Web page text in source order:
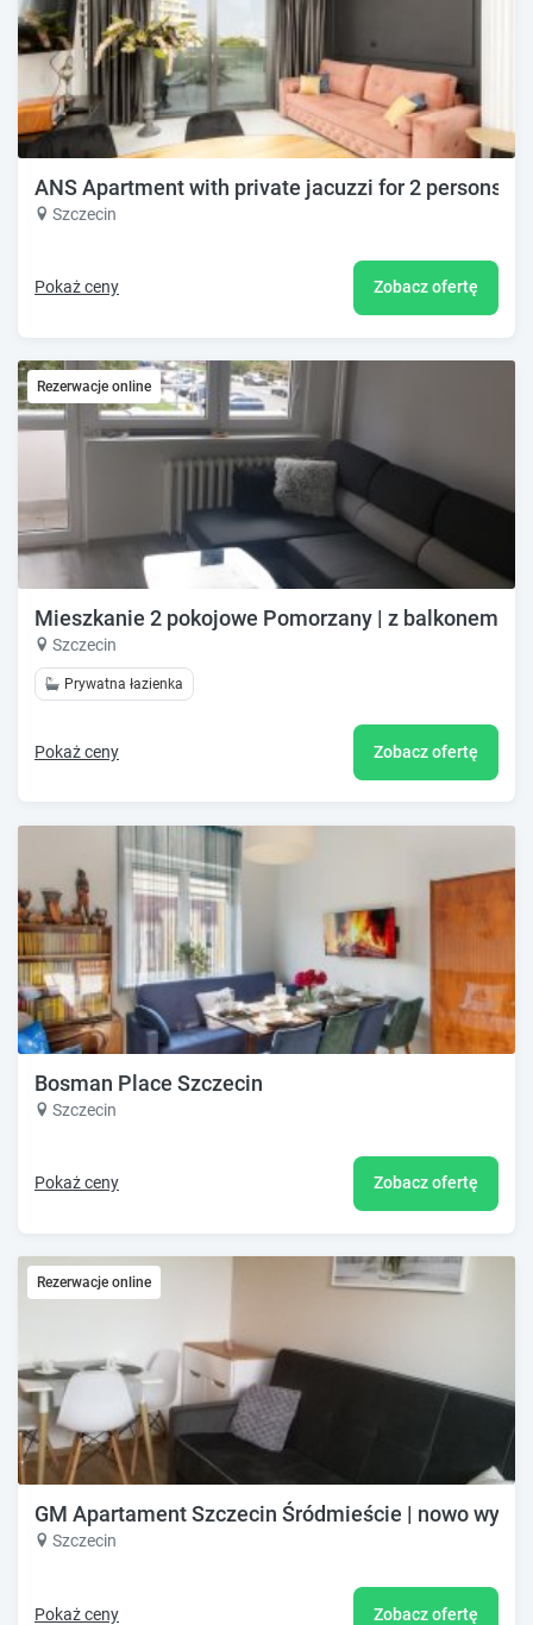
ANS Apartment with private jacuzzi for 2 persons -
Szczecin
Pokaż ceny Zobacz ofertę
Rezerwacje online
Mieszkanie 2 pokojowe Pomorzany | z balkonem
Szczecin
Prywatna łazienka
Pokaż ceny Zobacz ofertę
Bosman Place Szczecin
Szczecin
Pokaż ceny Zobacz ofertę
Rezerwacje online
GM Apartament Szczecin Śródmieście | nowo
Szczecin
Pokaż ceny Zobacz ofertę